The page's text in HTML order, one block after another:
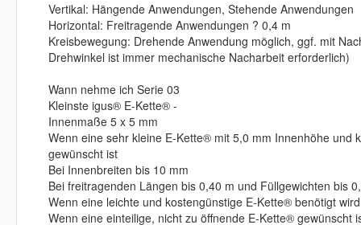
Vertikal: Hängende Anwendungen, Stehende Anwendungen
Horizontal: Freitragende Anwendungen ? 0,4 m
Kreisbewegung: Drehende Anwendung möglich, ggf. mit
Drehwinkel ist immer mechanische Nacharbeit erforderlich)
Wann nehme ich Serie 03
Kleinste igus® E-Kette® -
Innenmaße 5 x 5 mm
Wenn eine sehr kleine E-Kette® mit 5,0 mm Innenhöhe und
gewünscht ist
Bei Innenbreiten bis 10 mm
Bei freitragenden Längen bis 0,40 m und Füllgewichten bis
Wenn eine leichte und kostengünstige E-Kette® benötigt wird
Wenn eine einteilige, nicht zu öffnende E-Kette® gewünscht